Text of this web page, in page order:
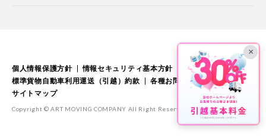
×
個人情報保護方針 情報セキュリティ基本方針
標準引越運送約款
標準貨物自動車利用運送（引越）約款
各種お問い合わせ
サイトマップ
Copyright © ART MOVING COMPANY All Right Reserved.